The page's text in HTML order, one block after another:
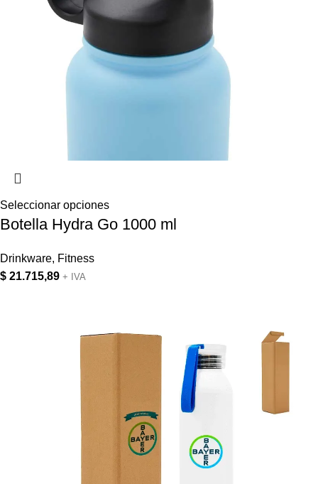
Seleccionar opciones
Botella Hydra Go 1000 ml
Drinkware, Fitness
$ 21.715,89 + IVA